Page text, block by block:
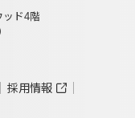
ッド4階
採用情報